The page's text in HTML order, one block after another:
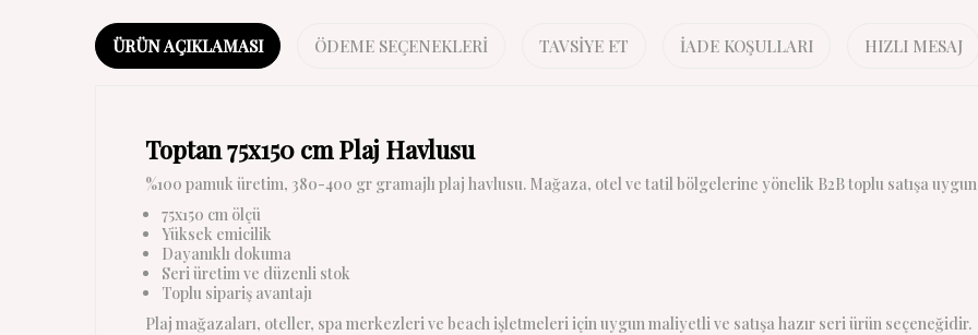
ÜRÜN AÇIKLAMASI ÖDEME SEÇENEKLERI TAVSIYE ET İADE KOŞULLARI HIZLI MESAJ
Toptan 75x150 cm Plaj Havlusu
%100 pamuk üretim, 380-400 gr gramajlı plaj havlusu. Mağaza, otel ve tatil bölgelerine yönelik B2B toplu satışa
75x150 cm ölçü
Yüksek emicilik
Dayanıklı dokuma
Seri üretim ve düzenli stok
Toplu sipariş avantajı
Plaj mağazaları, oteller, spa merkezleri ve beach işletmeleri için uygun maliyetli ve satışa hazır seri ürün seçeneğidir.